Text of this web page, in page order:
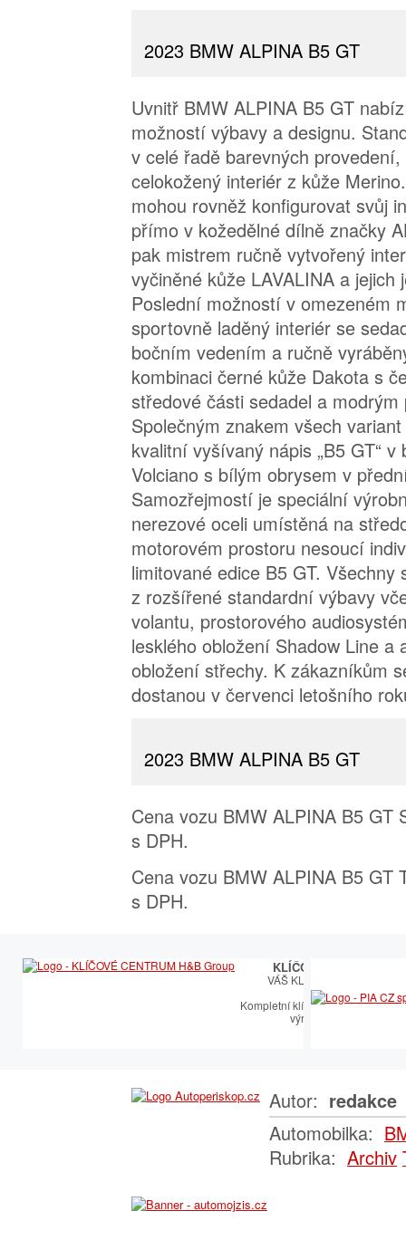
2023 BMW ALPINA B5 GT
Uvnitř BMW ALPINA B5 GT
možností výbavy a designu.
v celé řadě barevných
celokožený interiér z kůže
mohou rovněž konfigurovat svůj
přímo v kožedělné dílně značky
pak mistrem ručně vytvořený
vyčiněné kůže LAVALINA a jejich
Poslední možností v omezeném
sportovně laděný interiér se
bočním vedením a ručně
kombinaci černé kůže Dakota s
středové části sedadel a
Společným znakem všech
kvalitní vyšívaný nápis „B5 GT“
Volciano s bílým obrysem v
Samozřejmostí je speciální
nerezové oceli umístěná na
motorovém prostoru nesoucí
limitované edice B5 GT.
z rozšířené standardní výbavy
volantu, prostorového
lesklého obložení Shadow Line a
obložení střechy. K zákazníkům
dostanou v červenci letošního
2023 BMW ALPINA B5 GT
Cena vozu BMW ALPINA B5 GT
s DPH.
Cena vozu BMW ALPINA B5 GT
s DPH.
KLÍČOVÉ CENTRUM
VÁŠ KLÍČOVÝ PARTNER
Kompletní klíčařský sortiment
výroby autoklíčů
Autor: redakce
Automobilka:
Rubrika: Archiv